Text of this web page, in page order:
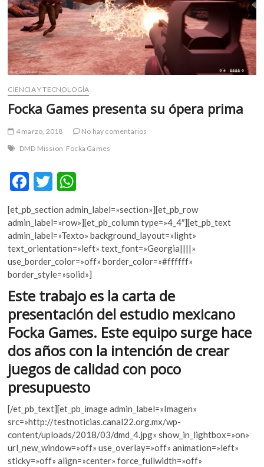
m
v
o
l
g
e
CIENCIA Y TECNOLOGÍA
Focka Games presenta su ópera prima
4 marzo, 2018
No hay comentarios
DMD Mission Focka Games
F
e
b
o
o
k
T
w
itt
er
h
at
s
A
p
p
[et_pb_section admin_label=»section»][et_pb_row
admin_label=»row»][et_pb_column type=»4_4″][et_pb_text
admin_label=»Texto» background_layout=»light»
text_orientation=»left» text_font=»Georgia||||»
use_border_color=»off» border_color=»#ffffff»
border_style=»solid»]
Este trabajo es la carta de
presentación del estudio mexicano
Focka Games. Este equipo surge hace
dos años con la intención de crear
juegos de calidad con poco
presupuesto
[/et_pb_text][et_pb_image admin_label=»Imagen»
src=»http://testnoticias.canal22.org.mx/wp-
content/uploads/2018/03/dmd_4.jpg» show_in_lightbox=»on»
url_new_window=»off» use_overlay=»off» animation=»left»
sticky=»off» align=»center» force_fullwidth=»off»